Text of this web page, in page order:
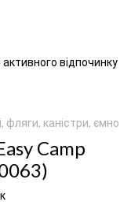
відпочинку
фляги, каністри,
Camp